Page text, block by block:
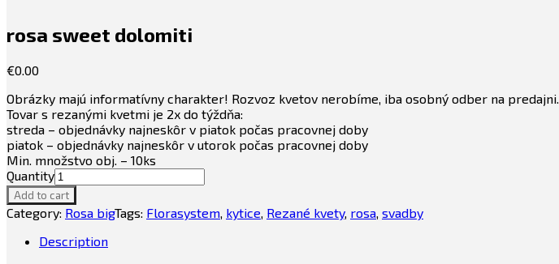
rosa sweet dolomiti
€0.00
Obrázky majú informatívny charakter! Rozvoz kvetov nerobíme, iba osobný odber na predajni.
Tovar s rezanými kvetmi je 2x do týždňa:
streda – objednávky najneskôr v piatok počas pracovnej doby
piatok – objednávky najneskôr v utorok počas pracovnej doby
Min. množstvo obj. – 10ks
Quantity
Add to cart
Category: Rosa bigTags: Florasystem, kytice, Rezané kvety, rosa, svadby
Description